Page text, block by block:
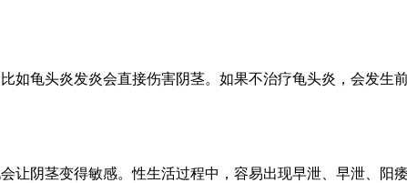
如龟头炎发炎会直接伤害阴茎。如果不治疗龟头炎，会发生
让阴茎变得敏感。性生活过程中，容易出现早泄、早泄、阳